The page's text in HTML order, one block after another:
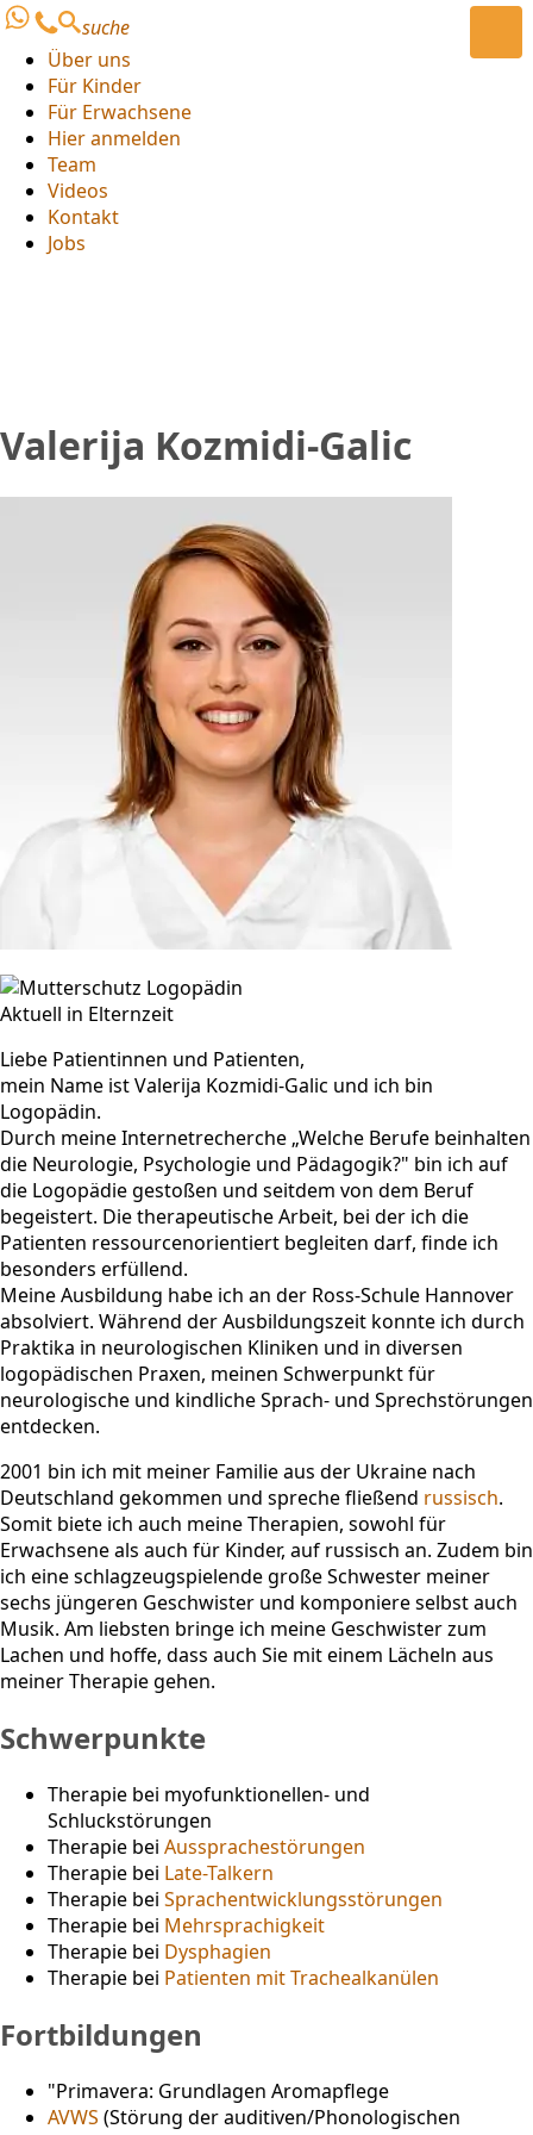
suche
Über uns
Für Kinder
Für Erwachsene
Hier anmelden
Team
Videos
Kontakt
Jobs
Valerija Kozmidi-Galic
Aktuell in Elternzeit
Liebe Patientinnen und Patienten,
mein Name ist Valerija Kozmidi-Galic und ich bin
Logopädin.
Durch meine Internetrecherche „Welche Berufe beinhalten
die Neurologie, Psychologie und Pädagogik?" bin ich auf
die Logopädie gestoßen und seitdem von dem Beruf
begeistert. Die therapeutische Arbeit, bei der ich die
Patienten ressourcenorientiert begleiten darf, finde ich
besonders erfüllend.
Meine Ausbildung habe ich an der Ross-Schule Hannover
absolviert. Während der Ausbildungszeit konnte ich durch
Praktika in neurologischen Kliniken und in diversen
logopädischen Praxen, meinen Schwerpunkt für
neurologische und kindliche Sprach- und Sprechstörungen
entdecken.
2001 bin ich mit meiner Familie aus der Ukraine nach
Deutschland gekommen und spreche fließend russisch.
Somit biete ich auch meine Therapien, sowohl für
Erwachsene als auch für Kinder, auf russisch an. Zudem bin
ich eine schlagzeugspielende große Schwester meiner
sechs jüngeren Geschwister und komponiere selbst auch
Musik. Am liebsten bringe ich meine Geschwister zum
Lachen und hoffe, dass auch Sie mit einem Lächeln aus
meiner Therapie gehen.
Schwerpunkte
Therapie bei myofunktionellen- und
Schluckstörungen
Therapie bei Aussprachestörungen
Therapie bei Late-Talkern
Therapie bei Sprachentwicklungsstörungen
Therapie bei Mehrsprachigkeit
Therapie bei Dysphagien
Therapie bei Patienten mit Trachealkanülen
Fortbildungen
"Primavera: Grundlagen Aromapflege
AVWS (Störung der auditiven/Phonologischen